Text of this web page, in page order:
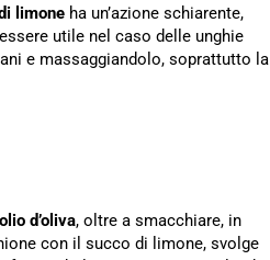
limone ha un’azione schiarente,
utile nel caso delle unghie
e massaggiandolo, soprattutto la
olio d’oliva, oltre a smacchiare, in
con il succo di limone, svolge